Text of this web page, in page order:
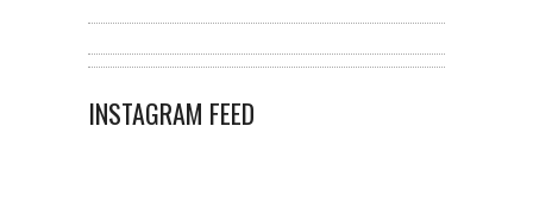
INSTAGRAM FEED